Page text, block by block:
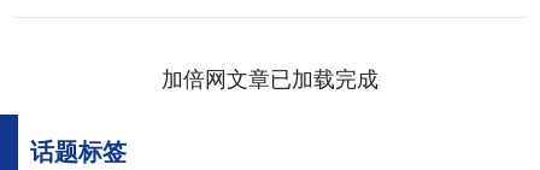
加倍网文章已加载完成
话题标签